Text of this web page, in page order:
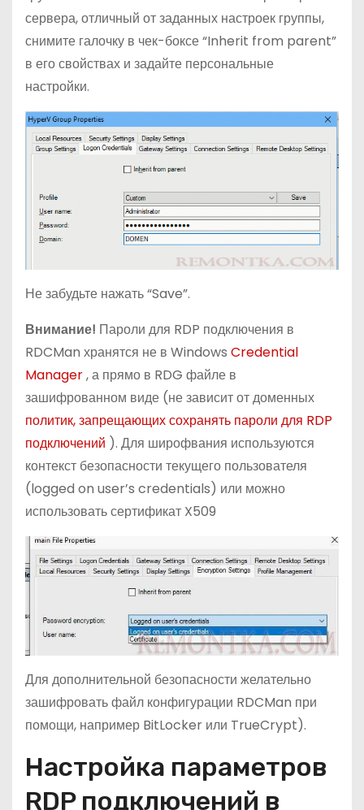
сервера, отличный от заданных настроек группы,
снимите галочку в чек-боксе “Inherit from parent”
в его свойствах и задайте персональные
настройки.
Не забудьте нажать “Save”.
Внимание! Пароли для RDP подключения в
RDCMan хранятся не в Windows Credential
Manager, а прямо в RDG файле в
зашифрованном виде (не зависит от доменных
политик, запрещающих сохранять пароли для RDP
подключений ). Для широфвания используются
контекст безопасности текущего пользователя
(logged on user’s credentials) или можно
использовать сертификат X509
Для дополнительной безопасности желательно
зашифровать файл конфигурации RDCMan при
помощи, например BitLocker или TrueCrypt).
Настройка параметров
RDP подключений в